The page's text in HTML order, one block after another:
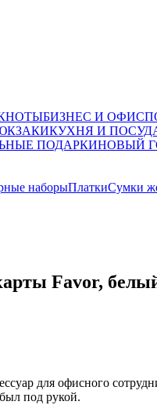
БИЗНЕС И ОФИС
КУХНЯ И
ПОДАРКИНОВЫЙ
наборыПлаткиСумки
Favor,
для офисного
под рукой.